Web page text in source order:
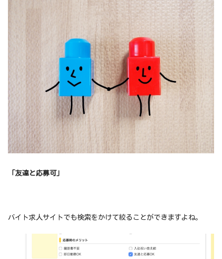
「友達と応募可」
バイト求人サイトでも検索をかけて絞ることができますよね。